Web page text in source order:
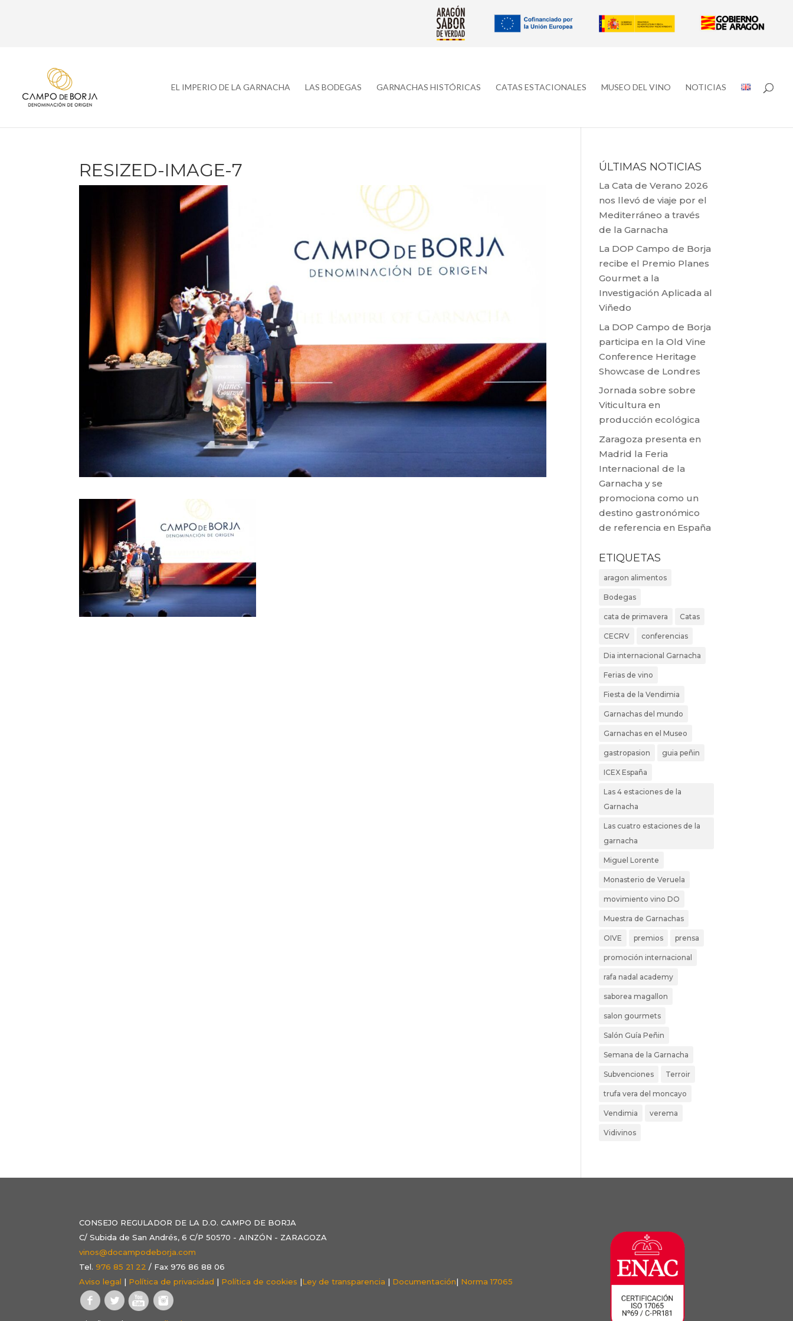
EL IMPERIO DE LA GARNACHA LAS BODEGAS GARNACHAS HISTÓRICAS CATAS ESTACIONALES MUSEO DEL VINO NOTICIAS
RESIZED-IMAGE-7 ÚLTIMAS NOTICIAS
La Cata de Verano 2026
nos llevó de viaje por el
Mediterráneo a través
de la Garnacha
La DOP Campo de Borja
recibe el Premio Planes
Gourmet a la
Investigación Aplicada al
Viñedo
La DOP Campo de Borja
participa en la Old Vine
Conference Heritage
Showcase de Londres
Jornada sobre sobre
Viticultura en
producción ecológica
Zaragoza presenta en
Madrid la Feria
Internacional de la
Garnacha y se
promociona como un
destino gastronómico
de referencia en España
ETIQUETAS
aragon alimentos
Bodegas
cata de primavera Catas
CECRV conferencias
Dia internacional Garnacha
Ferias de vino
Fiesta de la Vendimia
Garnachas del mundo
Garnachas en el Museo
gastropasion guia peñin
ICEX España
Las 4 estaciones de la
Garnacha
Las cuatro estaciones de la
garnacha
Miguel Lorente
Monasterio de Veruela
movimiento vino DO
Muestra de Garnachas
OIVE premios prensa
promoción internacional
rafa nadal academy
saborea magallon
salon gourmets
Salón Guía Peñin
Semana de la Garnacha
Subvenciones Terroir
trufa vera del moncayo
Vendimia verema
Vidivinos
CONSEJO REGULADOR DE LA D.O. CAMPO DE BORJA
C/ Subida de San Andrés, 6 C/P 50570 - AINZÓN - ZARAGOZA
vinos@docampodeborja.com
Tel.976 85 21 22 / Fax 976 86 88 06
Aviso legal | Política de privacidad | Política de cookies |Ley de transparencia | Documentación| Norma 17065